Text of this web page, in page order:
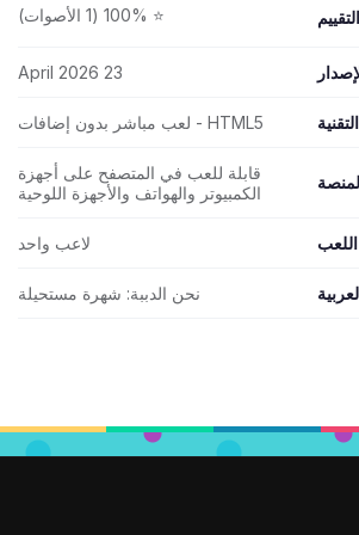
التقييم ⭐ 100% (1 الأصوات)
23 April 2026
التقنية HTML5 - لعب مباشر بدون إضافات
قابلة للعب في المتصفح على أجهزة
الكمبيوتر والهواتف والأجهزة اللوحية
لاعب واحد
نحن الدببة: شهرة مستحيلة